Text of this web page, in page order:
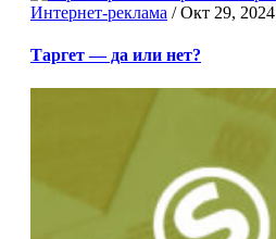
Интернет-реклама /Окт 29, 2024
Таргет — да или нет?